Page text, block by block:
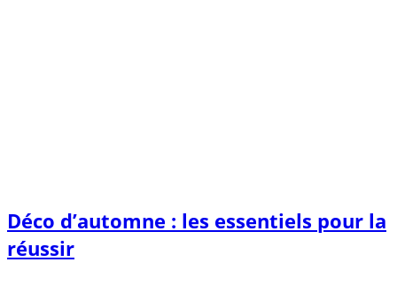
Déco d’automne : les essentiels pour la
réussir